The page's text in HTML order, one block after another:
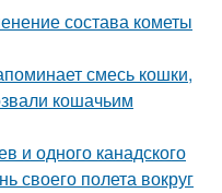
состава кометы
смесь кошки,
кошачьим
и одного канадского
своего полета вокруг